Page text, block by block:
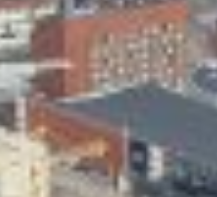
Skeittihalli
Varhaiskasvatus
Ateria- ja välipalamaksut
Mämminiemi
Taideapteekki
Kirjasto